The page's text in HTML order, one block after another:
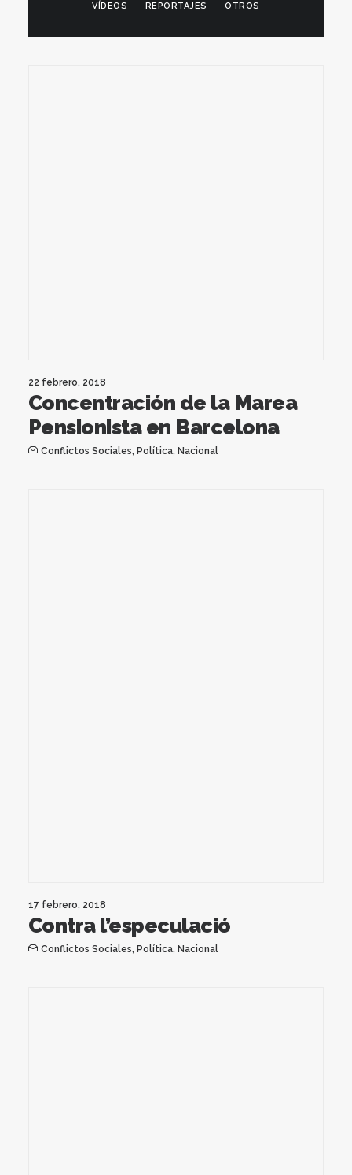
VÍDEOS REPORTAJES OTROS
22 febrero, 2018
Concentración de la Marea
Pensionista en Barcelona
Conflictos Sociales, Política, Nacional
17 febrero, 2018
Contra l’especulació
Conflictos Sociales, Política, Nacional